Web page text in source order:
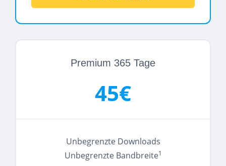
Premium 365 Tage
45€
Unbegrenzte Downloads
Unbegrenzte Bandbreite1